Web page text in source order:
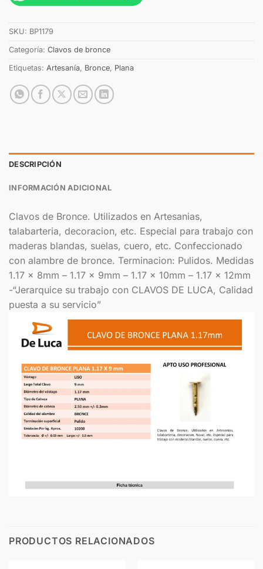
SKU: BP1179
Categoría: Clavos de bronce
Etiquetas: Artesanía, Bronce, Plana
DESCRIPCIÓN
INFORMACIÓN ADICIONAL
Clavos de Bronce. Utilizados en Artesanias,
talabarteria, decoracion, etc. Especial para trabajo con
maderas blandas, suelas, cuero, etc. Confeccionado
con alambre de bronce. Terminacion: Pulidos. Medidas
1.17 x 8mm – 1.17 x 9mm – 1.17 x 10mm – 1.17 x 12mm
-“Jerarquice su trabajo con CLAVOS DE LUCA, Calidad
puesta a su servicio”
PRODUCTOS RELACIONADOS